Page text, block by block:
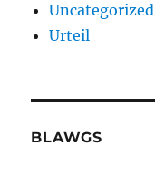
Uncategorized
Urteil
BLAWGS